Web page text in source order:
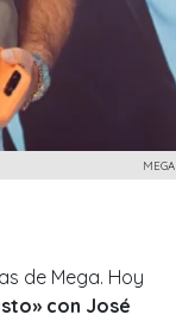
MEGA
de Mega. Hoy
con José